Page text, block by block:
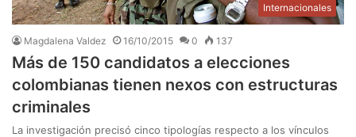
Internacionales
Magdalena Valdez 16/10/2015 0 137
Más de 150 candidatos a elecciones
colombianas tienen nexos con estructuras
criminales
La investigación precisó cinco tipologías respecto a los vínculos